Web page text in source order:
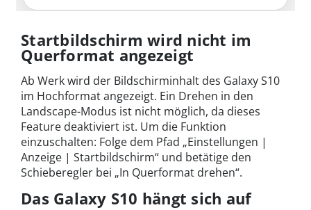
Startbildschirm wird nicht im
Querformat angezeigt
Ab Werk wird der Bildschirminhalt des Galaxy S10
im Hochformat angezeigt. Ein Drehen in den
Landscape-Modus ist nicht möglich, da dieses
Feature deaktiviert ist. Um die Funktion
einzuschalten: Folge dem Pfad „Einstellungen |
Anzeige | Startbildschirm“ und betätige den
Schieberegler bei „In Querformat drehen“.
Das Galaxy S10 hängt sich auf